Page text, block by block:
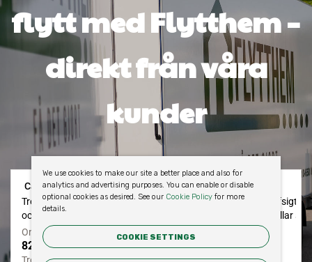
flytt med Flytthem –
direkt från våra
kunder
We use cookies to make our site a better place and also for
analytics and advertising purposes. You can enable or disable
optional cookies as desired. See our Cookie Policyfor more
details.
COOKIE SETTINGS